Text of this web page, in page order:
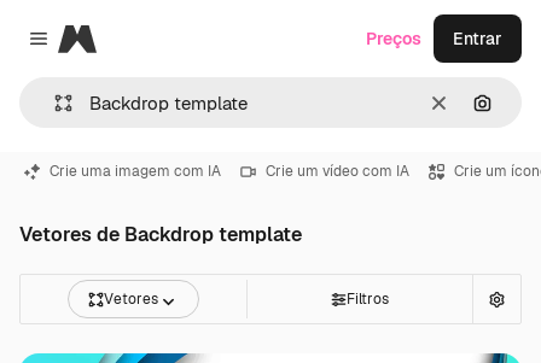
Close menu
Magnific
Limpar
Preços Entrar
Crie uma imagem com IA Crie um vídeo com IA Crie um
Vetores de Backdrop template
Vetores Filtros